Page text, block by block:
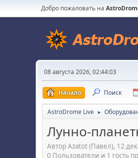
Добро пожаловать на
08 августа 2026, 02:44:03
Начало Поиск
AstroDrome Live ►
Лунно-
Автор Azatot (Павел), 12
0 Пользователи и 1 гость